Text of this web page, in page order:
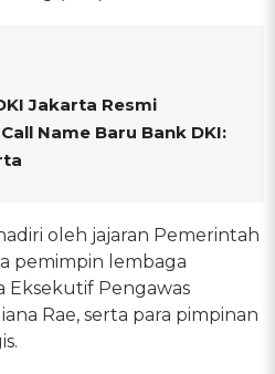
Jakarta Resmi
Name Baru Bank DKI:
oleh jajaran Pemerintah
pemimpin lembaga
Eksekutif Pengawas
Rae, serta para pimpinan